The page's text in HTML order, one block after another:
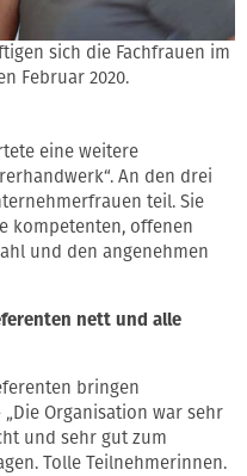
sich die Fachfrauen im
Februar 2020.
eine weitere
An den drei
teil. Sie
kompetenten, offenen
und den angenehmen
nett und alle
bringen
Organisation war sehr
und sehr gut zum
Tolle Teilnehmerinnen.